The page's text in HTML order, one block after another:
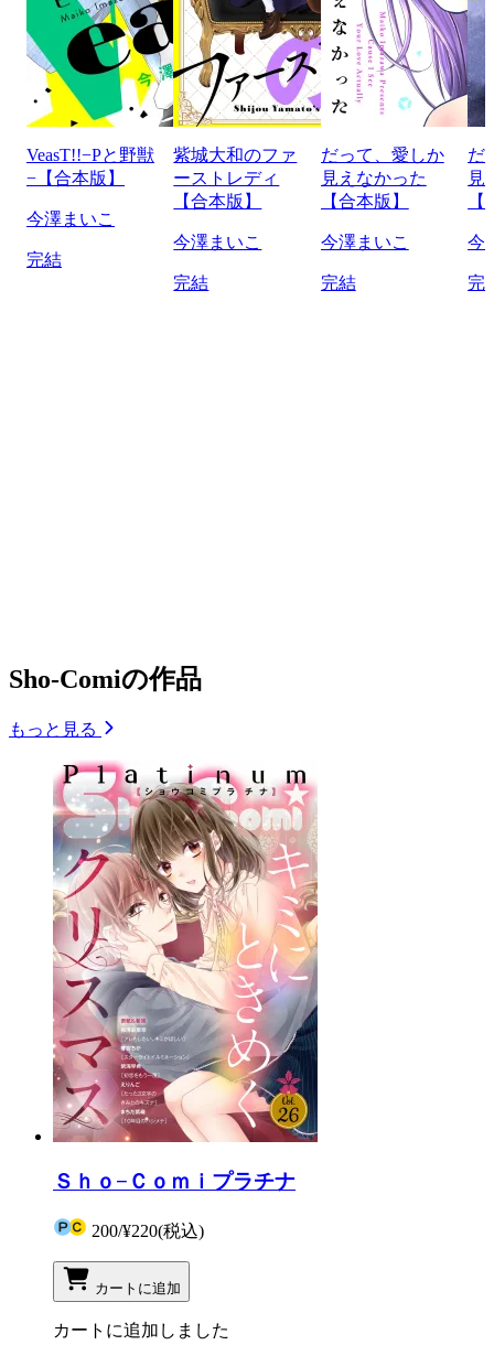
VeasT!!−Pと野獣
−【合本版】
今澤まいこ
完結
紫城大和のファ
ーストレディ
【合本版】
今澤まいこ
完結
だって、愛しか
見えなかった
【合本版】
今澤まいこ
完結
だ
見
今
完
Sho-Comiの作品
もっと見る
Ｓｈｏ−Ｃｏｍｉプラチナ
200/¥220(税込)
カートに追加
カートに追加しました